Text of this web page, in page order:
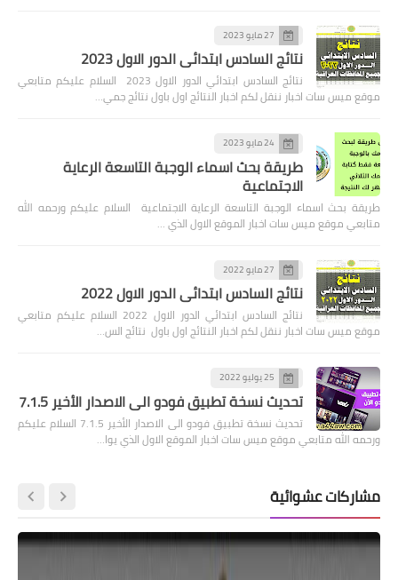
27 مايو 2023
نتائج السادس ابتدائي الدور الاول 2023
نتائج السادس ابتدائي الدور الاول 2023 السلام عليكم متابعي
موقع ميس سات اخبار ننقل لكم اخبار النتائج اول باول نتائج جمي…
24 مايو 2023
طريقة بحث اسماء الوجبة التاسعة الرعاية
الاجتماعية
طريقة بحث اسماء الوجبة التاسعة الرعاية الاجتماعية السلام عليكم ورحمه الله
متابعي موقع ميس سات اخبار الموقع الاول الذي …
27 مايو 2022
نتائج السادس ابتدائي الدور الاول 2022
نتائج السادس ابتدائي الدور الاول 2022 السلام عليكم متابعي
موقع ميس سات اخبار ننقل لكم اخبار النتائج اول باول نتائج الس…
25 يوليو 2022
تحديث نسخة تطبيق فودو الى الاصدار الأخير 7.1.5
تحديث نسخة تطبيق فودو الى الاصدار الأخير 7.1.5 السلام عليكم
ورحمه الله متابعي موقع ميس سات اخبار الموقع الاول الذي يوا…
مشاركات عشوائية